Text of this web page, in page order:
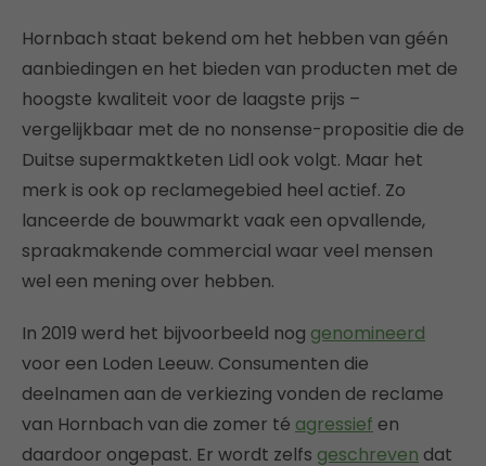
Hornbach staat bekend om het hebben van géén
aanbiedingen en het bieden van producten met de
hoogste kwaliteit voor de laagste prijs –
vergelijkbaar met de no nonsense-propositie die de
Duitse supermaktketen Lidl ook volgt. Maar het
merk is ook op reclamegebied heel actief. Zo
lanceerde de bouwmarkt vaak een opvallende,
spraakmakende commercial waar veel mensen
wel een mening over hebben.
In 2019 werd het bijvoorbeeld nog genomineerd
voor een Loden Leeuw. Consumenten die
deelnamen aan de verkiezing vonden de reclame
van Hornbach van die zomer té agressief en
daardoor ongepast. Er wordt zelfs geschreven dat